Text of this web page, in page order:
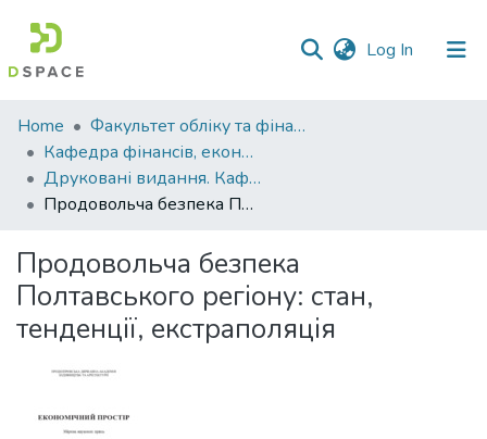
Log In (current)
Communities
&
Collections
All of DSpace
Statistics
Home
Факультет обліку та фінансів
Кафедра фінансів, економічних досліджень і туризму
Друковані видання. Кафедра фінансів, економічних досліджень і туризму
Продовольча безпека Полтавського регіону: стан, тенденції, екстраполяція
Продовольча безпека
Полтавського регіону: стан,
тенденції, екстраполяція